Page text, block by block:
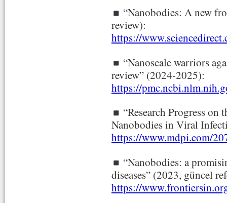
“Nanobodies: A new
review):
https://
“Nanoscale warriors
review” (2024-2025):
https://
“Research Progress
Nanobodies in Viral
https://www.mdpi.com/
“Nanobodies: a
diseases” (2023, güncel
https://